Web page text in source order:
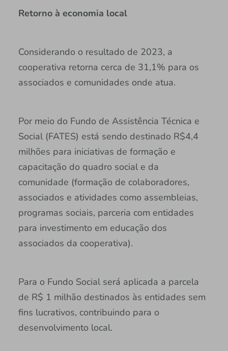
Retorno à economia local
Considerando o resultado de 2023, a
cooperativa retorna cerca de 31,1% para os
associados e comunidades onde atua.
Por meio do Fundo de Assistência Técnica e
Social (FATES) está sendo destinado R$4,4
milhões para iniciativas de formação e
capacitação do quadro social e da
comunidade (formação de colaboradores,
associados e atividades como assembleias,
programas sociais, parceria com entidades
para investimento em educação dos
associados da cooperativa).
Para o Fundo Social será aplicada a parcela
de R$ 1 milhão destinados às entidades sem
fins lucrativos, contribuindo para o
desenvolvimento local.